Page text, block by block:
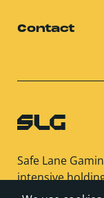
Contact
Safe Lane
intensive
SLG and its